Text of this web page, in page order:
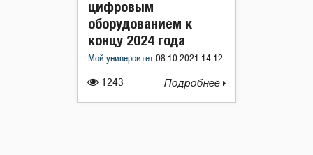
1243
цифровым
оборудованием к
концу 2024 года
Мой университет 08.10.2021 14:12
Подробнее